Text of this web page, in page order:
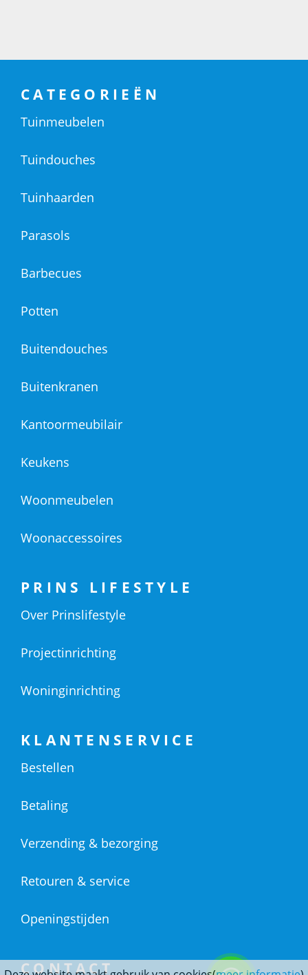
CATEGORIEËN
Tuinmeubelen
Tuindouches
Tuinhaarden
Parasols
Barbecues
Potten
Buitendouches
Buitenkranen
Kantoormeubilair
Keukens
Woonmeubelen
Woonaccessoires
PRINS LIFESTYLE
Over Prinslifestyle
Projectinrichting
Woninginrichting
KLANTENSERVICE
Bestellen
Betaling
Verzending & bezorging
Retouren & service
Openingstijden
CONTACT